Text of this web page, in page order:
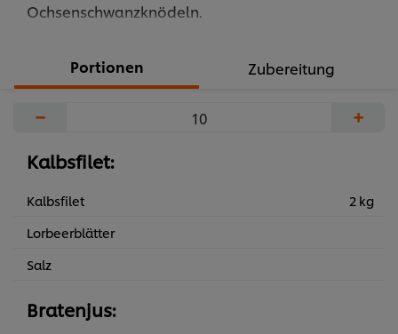
Ochsenschwanzknödeln.
Portionen Zubereitung
− +
Kalbsfilet:
Kalbsfilet
2 kg
Lorbeerblätter
Salz
Bratenjus: